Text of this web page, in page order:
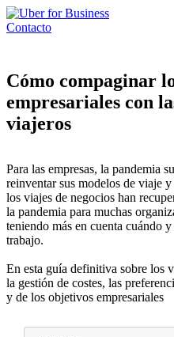
Contacto
Cómo compaginar
empresariales con
viajeros
Para las empresas, la pandemia
reinventar sus modelos de viaje y
los viajes de negocios han
la pandemia para muchas
teniendo más en cuenta cuándo
trabajo.
En esta guía definitiva sobre los
la gestión de costes, las
y de los objetivos empresariales